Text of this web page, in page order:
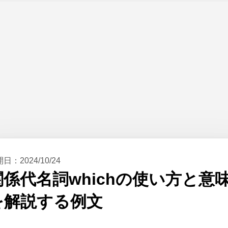
日： 2024/10/24
係代名詞whichの使い方と意
解説する例文